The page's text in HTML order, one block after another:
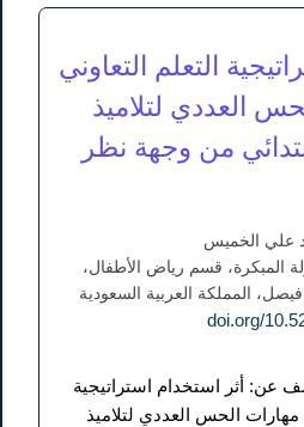
التعلم التعاوني
العددي لتلاميذ
من وجهة نظر
علي الخميس
المبكرة، قسم رياض الأطفال،
المملكة العربية السعودية
عن: أثر استخدام استراتيجية
مهارات الحس العددي لتلاميذ